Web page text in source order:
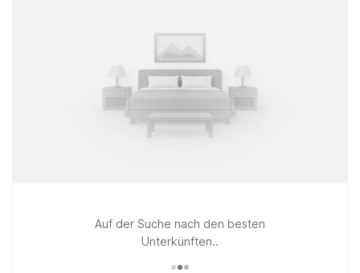
Auf der Suche nach den besten
Unterkünften..